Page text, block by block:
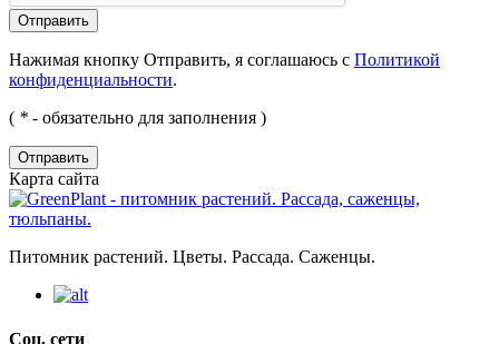
Нажимая кнопку Отправить, я соглашаюсь с Политикой
конфиденциальности.
( * - обязательно для заполнения )
Отправить
Карта сайта
Питомник растений. Цветы. Рассада. Саженцы.
Соц. сети